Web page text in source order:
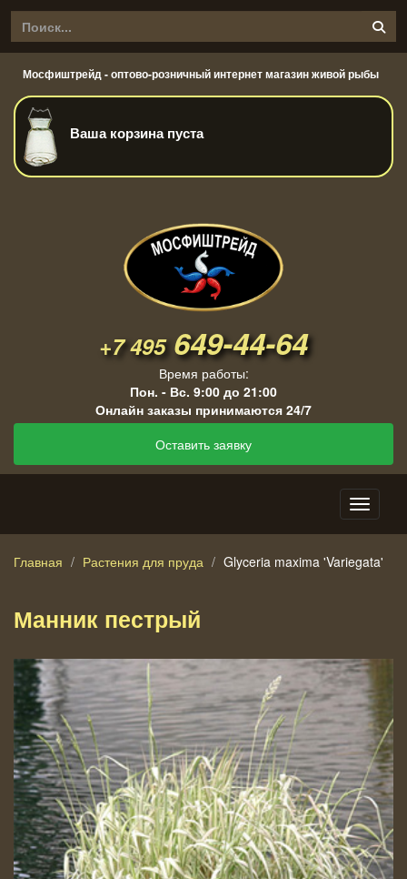
Мосфиштрейд - оптово-розничный интернет магазин живой рыбы
Ваша корзина пуста
+7 495649-44-64
Время работы:
Пон. - Вс. 9:00 до 21:00
Онлайн заказы принимаются 24/7
Оставить заявку
Главная Растения для пруда Glyceria maxima 'Variegata'
Манник пестрый